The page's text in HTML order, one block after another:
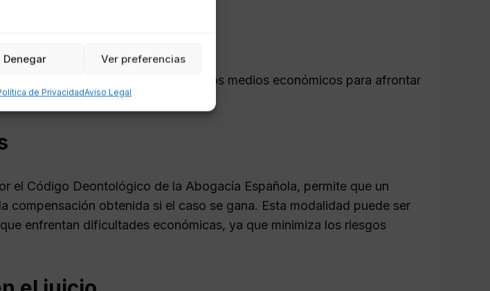
Denegar Ver preferencias
de PrivacidadAviso Legal
documentales.
vital para quienes no cuentan con los medios económicos para afrontar
el Código Deontológico de la Abogacía Española, permite que un
compensación obtenida si el caso se gana. Esta modalidad puede ser
enfrentan dificultades económicas, ya que minimiza los riesgos